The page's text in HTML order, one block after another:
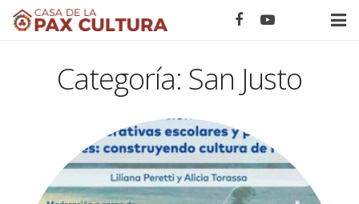
Calendario ONU
Categoría: San Justo